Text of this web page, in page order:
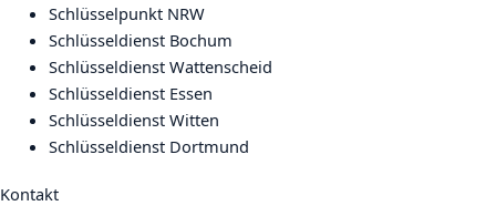
Schlüsselpunkt NRW
Schlüsseldienst Bochum
Schlüsseldienst Wattenscheid
Schlüsseldienst Essen
Schlüsseldienst Witten
Schlüsseldienst Dortmund
Kontakt